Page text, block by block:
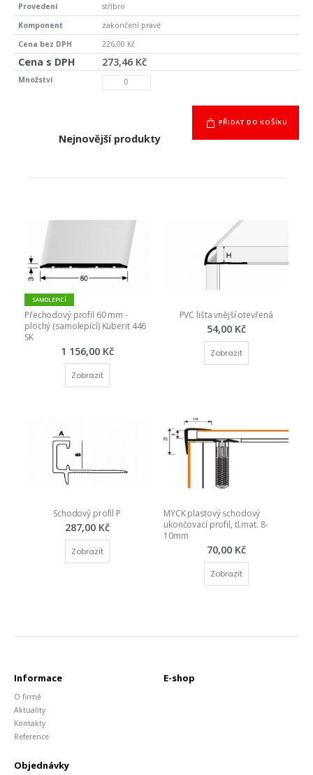
stříbro
zakončení pravé
226,00 Kč
273,46 Kč
PŘIDAT DO KOŠÍKU
Nejnovější produkty
SAMOLEPICÍ
Přechodový profil 60 mm -
plochý (samolepící) Küberit 446
SK
1 156,00 Kč
Zobrazit
PVC lišta vnější otevřená
54,00 Kč
Zobrazit
Schodový profil P
287,00 Kč
Zobrazit
MYCK plastový schodový
ukončovací profil, tl.mat. 8-
10mm
70,00 Kč
Zobrazit
Informace
O firmě
Aktuality
Kontakty
Reference
E-shop
Objednávky